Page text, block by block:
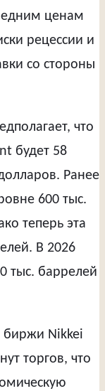
ценам
рецессии и
со стороны
что
будет 58
Ранее
600 тыс.
теперь эта
В 2026
тыс. баррелей
биржи Nikkei
торгов, что